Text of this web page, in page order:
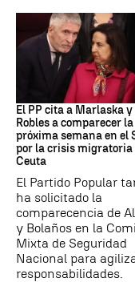
Crisis Migratoria
El PP cita a Marlaska y
Robles a comparecer la
próxima semana en el
por la crisis migratoria
Ceuta
El Partido Popular
ha solicitado la
comparecencia de
y Bolaños en la
Mixta de Seguridad
Nacional para
responsabilidades.